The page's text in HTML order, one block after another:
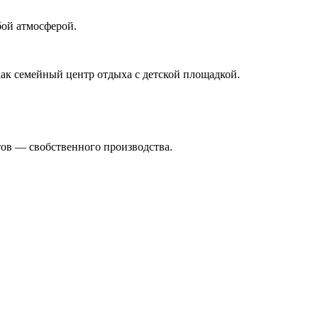
атмосферой.
семейный центр отдыха с детской площадкой.
— свобственного производства.